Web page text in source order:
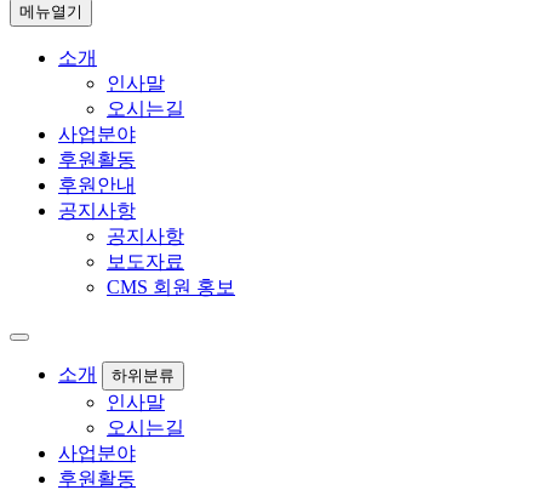
메뉴열기
소개
인사말
오시는길
사업분야
후원활동
후원안내
공지사항
공지사항
보도자료
CMS 회원 홍보
소개 하위분류
인사말
오시는길
사업분야
후원활동